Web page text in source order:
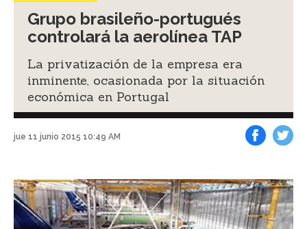
Grupo brasileño-portugués
controlará la aerolínea TAP
La privatización de la empresa era
inminente, ocasionada por la situación
económica en Portugal
jue 11 junio 2015 10:49 AM